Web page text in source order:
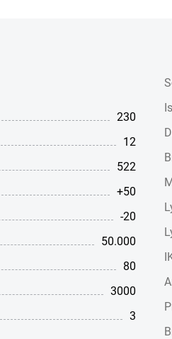
230
12
522
+50
-20
50.000
80
3000
3